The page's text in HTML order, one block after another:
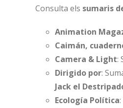
Consulta els sumaris
Animation
Caimán,
Camera & Light:
Dirigido por:
Jack el
Ecología Política